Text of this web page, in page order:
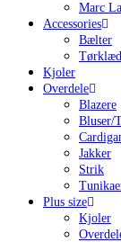
Marc
Accessories
Bælter
Kjoler
Overdele
Blazere
Bluser/
Jakker
Strik
Plus size
Kjoler